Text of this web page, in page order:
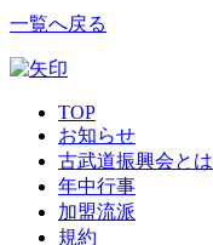
一覧へ戻る
TOP
お知らせ
古武道振興会とは
年中行事
加盟流派
規約